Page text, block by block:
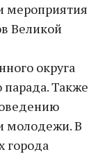
мероприятия
Великой
округа
парада. Также
молодежи. В
города